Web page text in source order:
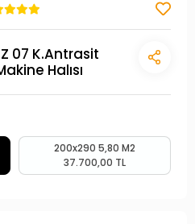
07 K.Antrasit
Halısı
200x290 5,80 M2
37.700,00 TL